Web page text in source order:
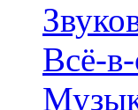
Всё-